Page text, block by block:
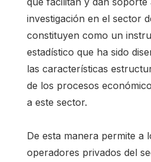
investigación en el sector
constituyen como un
estadístico que ha sido
las características
de los procesos
a este sector.
De esta manera permite a
operadores privados del